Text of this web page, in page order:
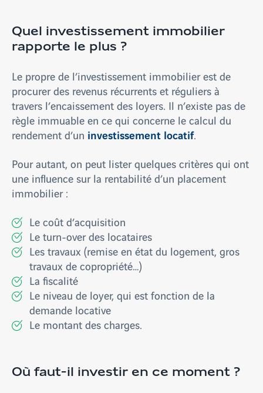
Quel investissement immobilier
rapporte le plus ?
Le propre de l’investissement immobilier est de
procurer des revenus récurrents et réguliers à
travers l’encaissement des loyers. Il n’existe pas de
règle immuable en ce qui concerne le calcul du
rendement d’un investissement locatif.
Pour autant, on peut lister quelques critères qui ont
une influence sur la rentabilité d’un placement
immobilier :
Le coût d’acquisition
Le turn-over des locataires
Les travaux (remise en état du logement, gros
travaux de copropriété…)
La fiscalité
Le niveau de loyer, qui est fonction de la
demande locative
Le montant des charges.
Où faut-il investir en ce moment ?